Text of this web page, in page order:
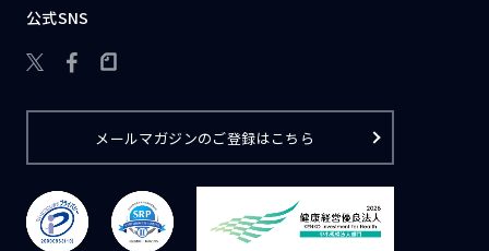
公式SNS

メールマガジンのご登録はこちら